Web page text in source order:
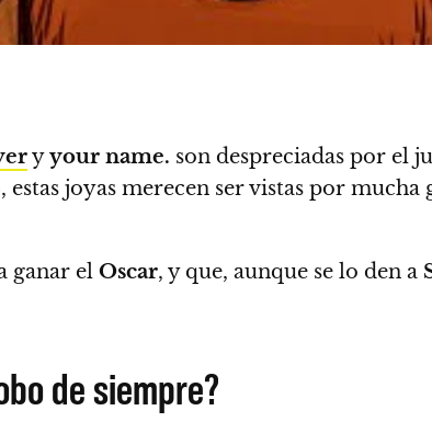
yyour name. son despreciadas por el
estas joyas merecen ser vistas por
ganar el Oscar, y que, aunque se lo den a
de siempre?